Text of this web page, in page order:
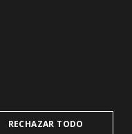
RECHAZAR TODO